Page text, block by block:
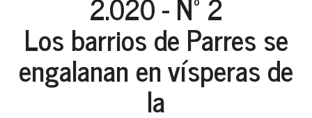
Los barrios de Parres se
engalanan en vísperas de
la